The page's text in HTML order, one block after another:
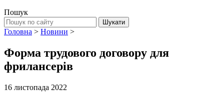
Пошук
Головна > Новини >
Форма трудового договору для
фрилансерів
16 листопада 2022